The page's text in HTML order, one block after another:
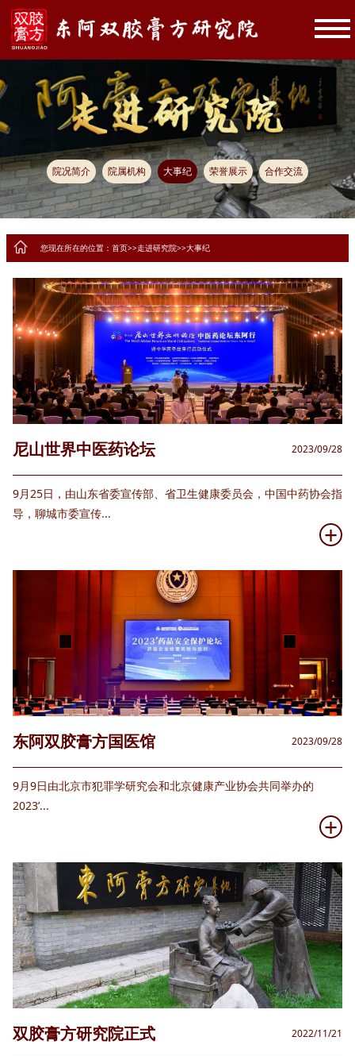
院况简介 院属机构 大事纪 荣誉展示 合作交流
您现在所在的位置： 首页>>走进研究院>>大事纪
尼山世界中医药论坛 2023/09/28
9月25日，由山东省委宣传部、省卫生健康委员会，中国中药协会指
导，聊城市委宣传...
+
东阿双胶膏方国医馆 2023/09/28
9月9日由北京市犯罪学研究会和北京健康产业协会共同举办的
2023’...
+
双胶膏方研究院正式 2022/11/21